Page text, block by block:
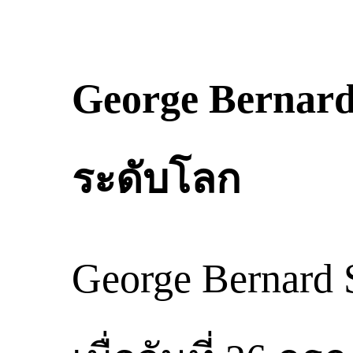
George
ระดับโลก
George